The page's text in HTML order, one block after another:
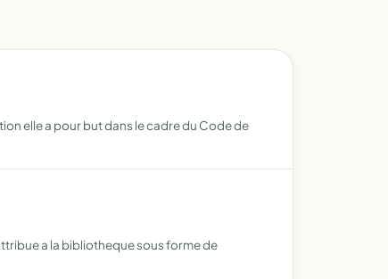
elle a pour but dans le cadre du Code de
a la bibliotheque sous forme de